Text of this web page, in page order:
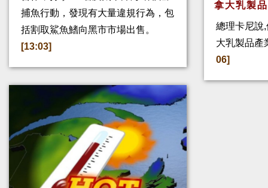
捕魚行動，發現有大量違規行為，包
括割取鯊魚鰭向黑市市場出售。
[13:03]
拿大乳製
總理卡尼說
大乳製品產
06]